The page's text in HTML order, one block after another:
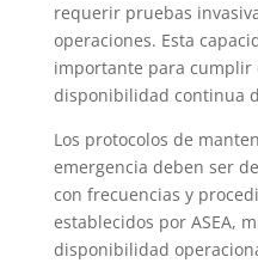
requerir pruebas
operaciones. Esta
importante para cumplir
disponibilidad continua
Los protocolos de
emergencia deben ser
con frecuencias y
establecidos por ASEA,
disponibilidad